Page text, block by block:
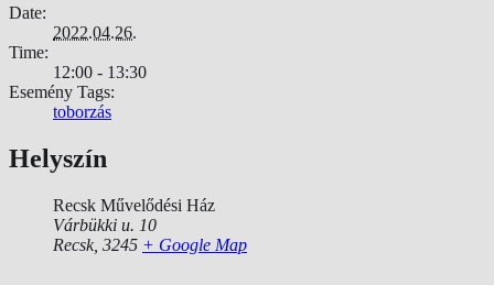
Date:
2022.04.26.
Time:
12:00 - 13:30
Esemény Tags:
toborzás
Helyszín
Recsk Művelődési Ház
Várbükki u. 10
Recsk, 3245 + Google Map